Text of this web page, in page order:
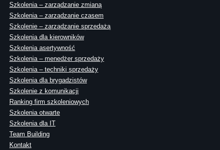
Szkolenia – zarządzanie zmianą
Szkolenia – zarządzanie czasem
Szkolenie – zarządzanie sprzedażą
Szkolenia dla kierowników
Szkolenia asertywność
Szkolenia – menedżer sprzedaży
Szkolenia – techniki sprzedaży
Szkolenia dla brygadzistów
Szkolenie z komunikacji
Ranking firm szkoleniowych
Szkolenia otwarte
Szkolenia dla IT
Team Building
Kontakt